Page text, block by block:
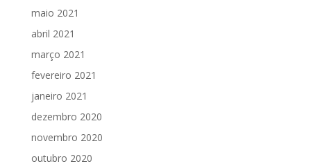
maio 2021
abril 2021
março 2021
fevereiro 2021
janeiro 2021
dezembro 2020
novembro 2020
outubro 2020